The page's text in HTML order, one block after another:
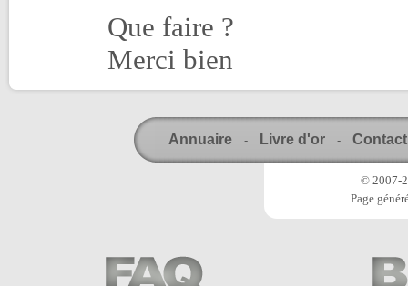
Que faire ?
Merci bien
Annuaire - Livre d'or - Contact
© 2007-
Page